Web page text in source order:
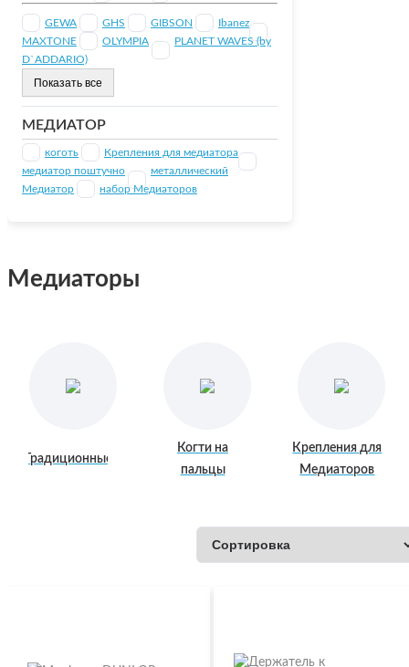
GEWA GHS GIBSON
Ibanez
MAXTONE
OLYMPIA
PLANET WAVES (by
D`ADDARIO)
Показать все
МЕДИАТОР
коготь
Крепления для медиатора
медиатор поштучно
металлический
Медиатор
набор Медиаторов
Медиаторы
Традиционные
Когти на
пальцы
Крепления для
Медиаторов